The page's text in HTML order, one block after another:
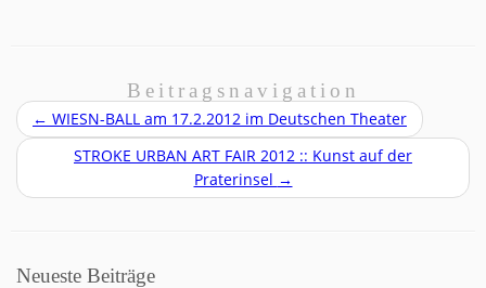
Beitragsnavigation
← WIESN-BALL am 17.2.2012 im Deutschen Theater
STROKE URBAN ART FAIR 2012 :: Kunst auf der
Praterinsel →
Neueste Beiträge